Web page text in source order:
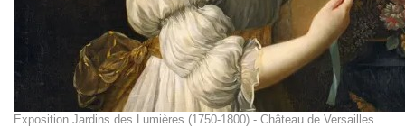
Exposition Jardins des Lumières (1750-1800) - Château de Versailles